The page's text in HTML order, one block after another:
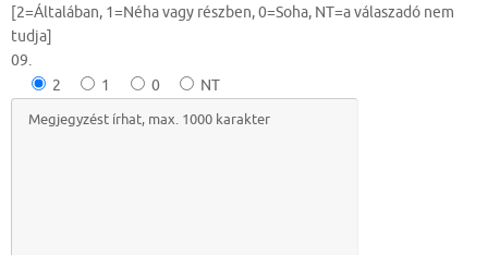
[2=Általában, 1=Néha vagy részben, 0=Soha, NT=a válaszadó nem
tudja]
09.
2
1 0 NT